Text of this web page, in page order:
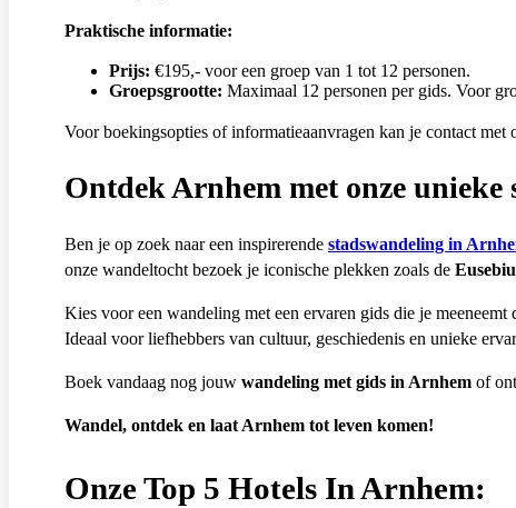
Praktische informatie:
Prijs: €195,- voor een groep van 1 tot 12 personen.
Groepsgrootte: Maximaal 12 personen per gids. Voor
Voor boekingsopties of informatieaanvragen kan je contact
Ontdek Arnhem met onze unieke
Ben je op zoek naar een inspirerende stadswandeling in
onze wandeltocht bezoek je iconische plekken zoals de
Kies voor een wandeling met een ervaren gids die je meeneemt
Ideaal voor liefhebbers van cultuur, geschiedenis en unieke
Boek vandaag nog jouw wandeling met gids in Arnhem of
Wandel, ontdek en laat Arnhem tot leven komen!
Onze Top 5 Hotels In Arnhem: